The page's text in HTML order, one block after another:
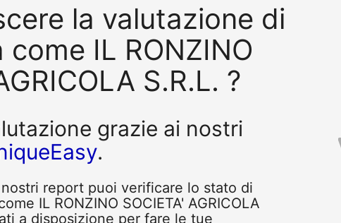
la valutazione di
IL RONZINO
S.R.L. ?
grazie ai nostri
.
report puoi verificare lo stato di
IL RONZINO SOCIETA' AGRICOLA
a disposizione per fare le tue